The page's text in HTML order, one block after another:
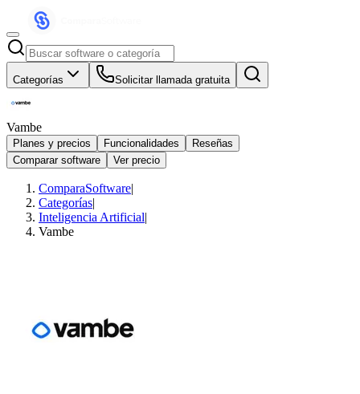
Categorías Solicitar llamada gratuita
Vambe
Planes y precios Funcionalidades
Reseñas
Comparar software
Ver precio
ComparaSoftware|
Categorías|
Inteligencia Artificial|
Vambe